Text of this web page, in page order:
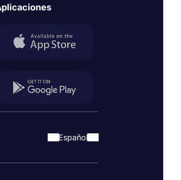
Español